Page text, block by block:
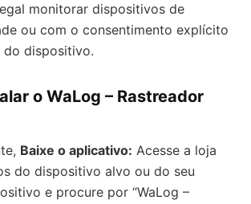
monitorar dispositivos de
ou com o consentimento explícito
dispositivo.
o WaLog – Rastreador
Baixe o aplicativo: Acesse a loja
do dispositivo alvo ou do seu
e procure por “WaLog –